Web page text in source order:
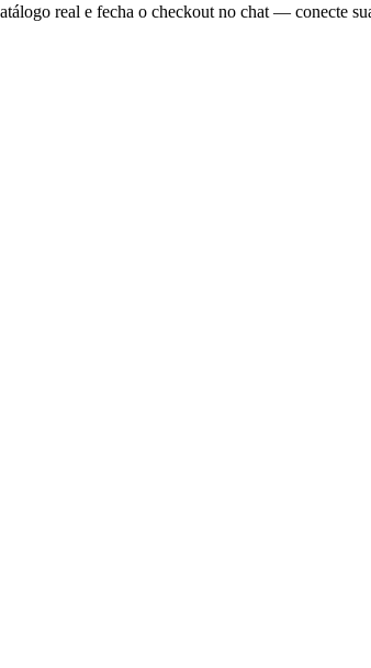
real e fecha o checkout no chat — conecte